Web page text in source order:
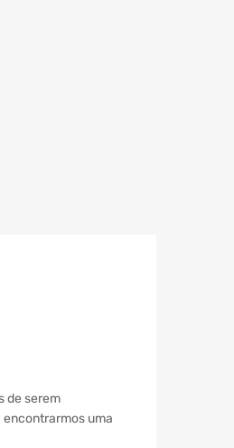
de serem
encontrarmos uma